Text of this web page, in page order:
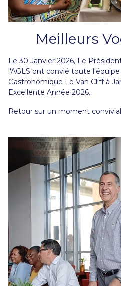
Meilleurs
Le 30 Janvier 2026, Le
l'AGLS ont convié toute
Gastronomique Le Van Cliff à
Excellente Année 2026.
Retour sur un moment